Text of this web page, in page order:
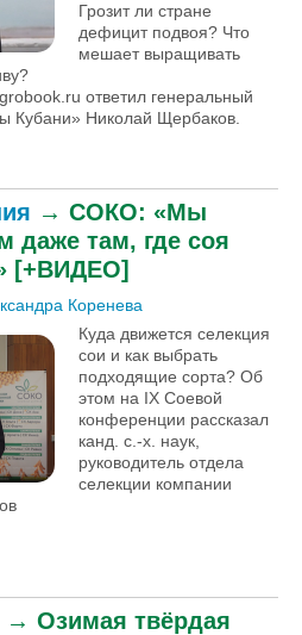
Грозит ли стране
дефицит подвоя? Что
мешает выращивать
ответил генеральный
Кубани» Николай Щербаков.
– о саженцах, подвоях и
[+ВИДЕО]
→ СОКО: «Мы
даже там, где соя
[+ВИДЕО]
Коренева
Куда движется селекция
сои и как выбрать
подходящие сорта? Об
этом на IX Соевой
конференции рассказал
канд. с.-х. наук,
руководитель отдела
селекции компании
[+ВИДЕО]
→ Озимая твёрдая